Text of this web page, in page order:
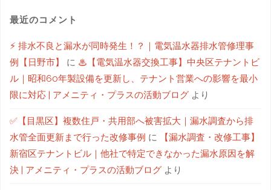
最近のコメント
⚡ 排水不良と漏水が同時発生！？｜電気温水器排水管修理事
例【日野市】
に ♨【電気温水器交換工事】中央区テナントビ
ル｜昭和60年製設備を更新し、テナント営業への影響を最小
限に対応 | アメニティ・プラスの活動ブログ より
✅【目黒区】複数住戸・共用部へ被害拡大｜漏水調査から排
水管全面更新まで行った改修事例 に
【漏水調査・改修工事】
新宿区テナントビル｜他社で特定できなかった漏水原因を解
決 | アメニティ・プラスの活動ブログ より